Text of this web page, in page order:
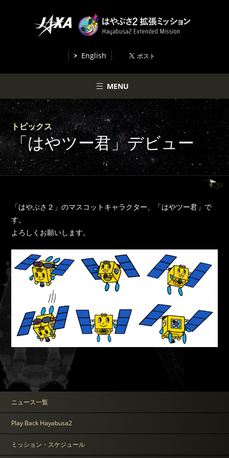
English
MENU
トピックス
「はやツー君」デビュー
「はやぶさ２」のマスコットキャラクター、「はやツー君」で
す。
よろしくお願いします。
ニュース一覧
Play Back Hayabusa2
ミッション・スケジュール